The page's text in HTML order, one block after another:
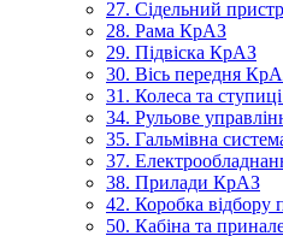
27. Сідельний
28. Рама КрАЗ
29. Підвіска КрАЗ
30. Вісь передня
31. Колеса та
34. Рульове
35. Гальмівна
37.
38. Прилади КрАЗ
42. Коробка
50. Кабіна та